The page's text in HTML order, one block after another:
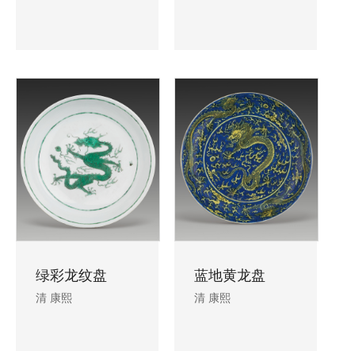
绿彩龙纹盘
清 康熙
蓝地黄龙盘
清 康熙